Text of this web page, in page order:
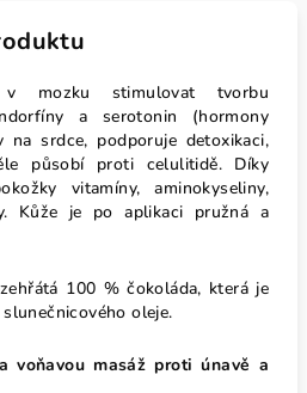
v mozku stimulovat tvorbu
a serotonin (hormony
srdce, podporuje detoxikaci,
působí proti celulitidě. Díky
vitamíny, aminokyseliny,
Kůže je po aplikaci pružná a
100 % čokoláda, která je
oleje.
voňavou masáž proti únavě a